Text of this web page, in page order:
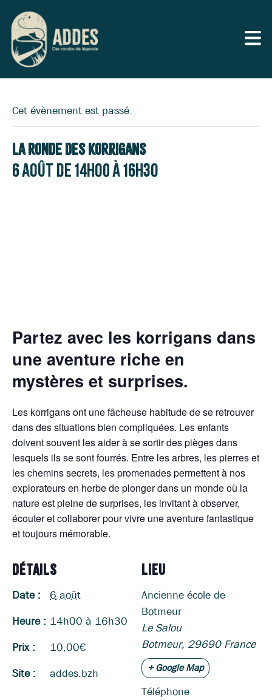
Cet évènement est passé.
La Ronde des Korrigans
6 août de 14h00à16h30
Partez avec les korrigans dans
une aventure riche en
mystères et surprises.
Les korrigans ont une fâcheuse habitude de se retrouver
dans des situations bien compliquées. Les enfants
doivent souvent les aider à se sortir des pièges dans
lesquels ils se sont fourrés. Entre les arbres, les pierres et
les chemins secrets, les promenades permettent à nos
explorateurs en herbe de plonger dans un monde où la
nature est pleine de surprises, les invitant à observer,
écouter et collaborer pour vivre une aventure fantastique
et toujours mémorable.
DÉTAILS
Date :
6 août
Heure : 14h00 à 16h30
Prix :
10,00€
Site :
addes.bzh
LIEU
Ancienne école de
Botmeur
Le Salou
Botmeur, 29690 France
+ Google Map
Téléphone